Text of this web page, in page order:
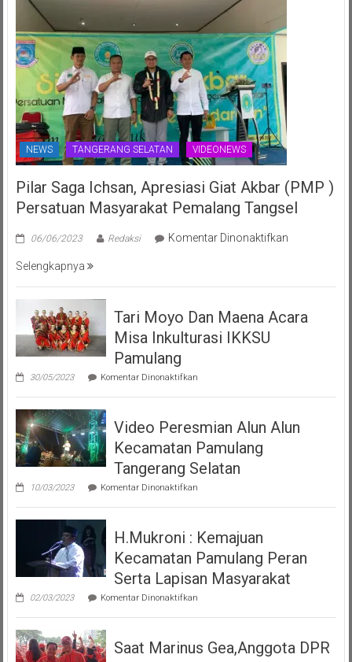
NEWS TANGERANG SELATAN VIDEONEWS
Pilar Saga Ichsan, Apresiasi Giat Akbar (PMP )
Persatuan Masyarakat Pemalang Tangsel
06/06/2023 Redaksi Komentar Dinonaktifkanpada
Ichsan,
Giat
Tangsel
Selengkapnya
Tari Moyo Dan Maena Acara
Misa Inkulturasi IKKSU
Pamulang
30/05/2023 Komentar Dinonaktifkanpada
Moyo
Maena
Misa
Inkulturasi
IKKSU
Pamulang
Video Peresmian Alun Alun
Kecamatan Pamulang
Tangerang Selatan
10/03/2023 Komentar Dinonaktifkanpada
Peresmian
Alun
Kecamatan
Pamulang
Tangerang
Selatan
H.Mukroni : Kemajuan
Kecamatan Pamulang Peran
Serta Lapisan Masyarakat
02/03/2023 Komentar Dinonaktifkanpada
:
Kecamatan
Pamulang
Saat Marinus Gea,Anggota DPR